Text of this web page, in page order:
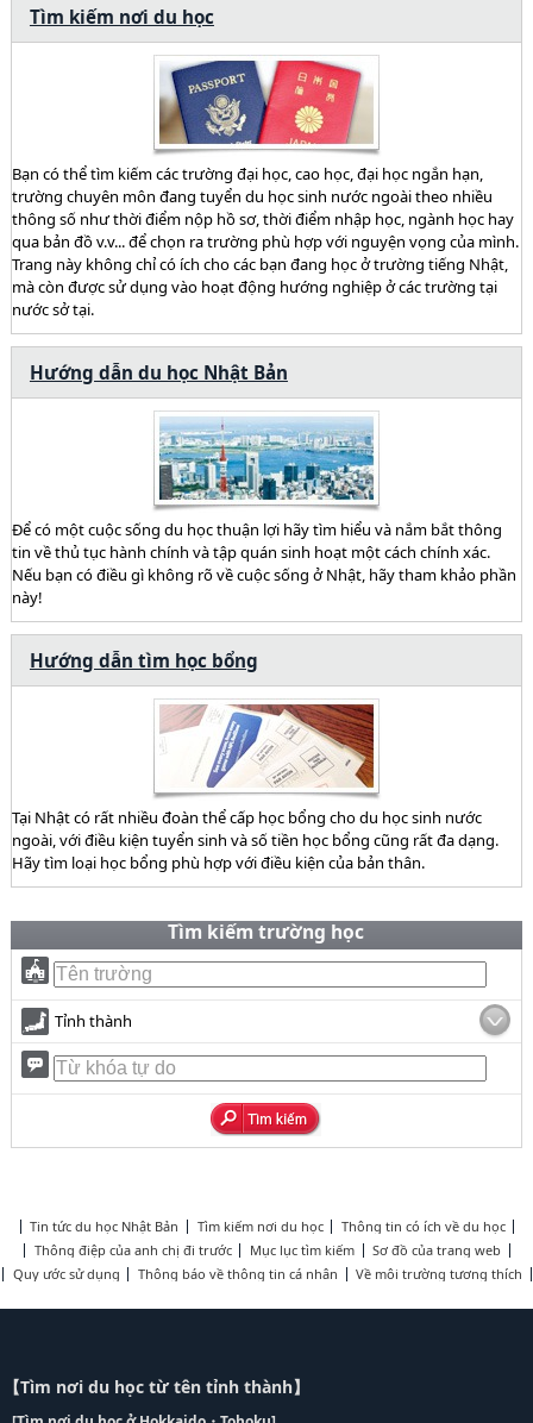
Tìm kiếm nơi du học
Bạn có thể tìm kiếm các trường đại học, cao học, đại học ngắn hạn,
trường chuyên môn đang tuyển du học sinh nước ngoài theo nhiều
thông số như thời điểm nộp hồ sơ, thời điểm nhập học, ngành học hay
qua bản đồ v.v... để chọn ra trường phù hợp với nguyện vọng của mình.
Trang này không chỉ có ích cho các bạn đang học ở trường tiếng Nhật,
mà còn được sử dụng vào hoạt động hướng nghiệp ở các trường tại
nước sở tại.
Hướng dẫn du học Nhật Bản
Để có một cuộc sống du học thuận lợi hãy tìm hiểu và nắm bắt thông
tin về thủ tục hành chính và tập quán sinh hoạt một cách chính xác.
Nếu bạn có điều gì không rõ về cuộc sống ở Nhật, hãy tham khảo phần
này!
Hướng dẫn tìm học bổng
Tại Nhật có rất nhiều đoàn thể cấp học bổng cho du học sinh nước
ngoài, với điều kiện tuyển sinh và số tiền học bổng cũng rất đa dạng.
Hãy tìm loại học bổng phù hợp với điều kiện của bản thân.
Tìm kiếm trường học
Tỉnh thành
Tin tức du học Nhật Bản Tìm kiếm nơi du học
Thông tin có ích về du học
Thông điệp của anh chị đi trước
Mục lục tìm kiếm
Sơ đồ của trang web
Quy ước sử dụng
Thông báo về thông tin cá nhân Về môi trường tương thích
【Tìm nơi du học từ tên tỉnh thành】